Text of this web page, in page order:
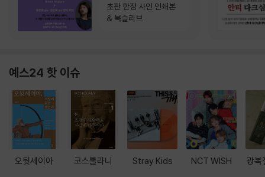
초판 한정 사인 인쇄본
& 북슬리브
예스24 핫 이슈
오뒷세이아 코스톨라니 Stray Kids NCT WISH 광복